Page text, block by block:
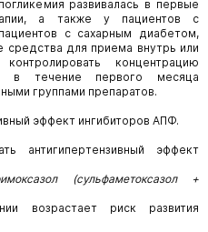
развивалась в первые
а также у пациентов с
с сахарным диабетом,
средства для приема внутрь или
концентрацию
в течение первого месяца
группами препаратов.
эффект ингибиторов АПФ.
антигипертензивный эффект
(сульфаметоксазол +
возрастает риск развития